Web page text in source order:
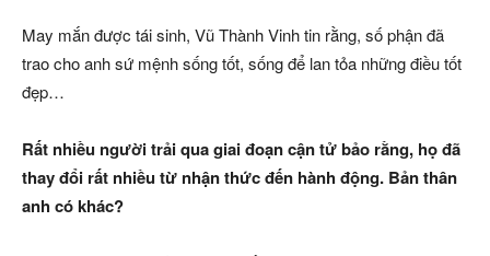
May mắn được tái sinh, Vũ Thành Vinh tin rằng, số phận đã
trao cho anh sứ mệnh sống tốt, sống để lan tỏa những điều tốt
đẹp…
Rất nhiều người trải qua giai đoạn cận tử bảo rằng, họ đã
thay đổi rất nhiều từ nhận thức đến hành động. Bản thân
anh có khác?